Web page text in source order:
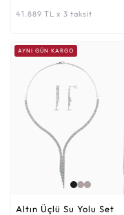
41.889 TL x 3 taksit
AYNI GÜN KARGO
Altın Üçlü Su Yolu Set